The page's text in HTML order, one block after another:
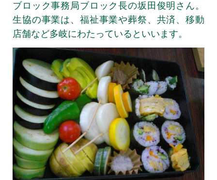
ブロック事務局ブロック長の坂田俊明さん。
生協の事業は、福祉事業や葬祭、共済、移動
店舗など多岐にわたっているといいます。